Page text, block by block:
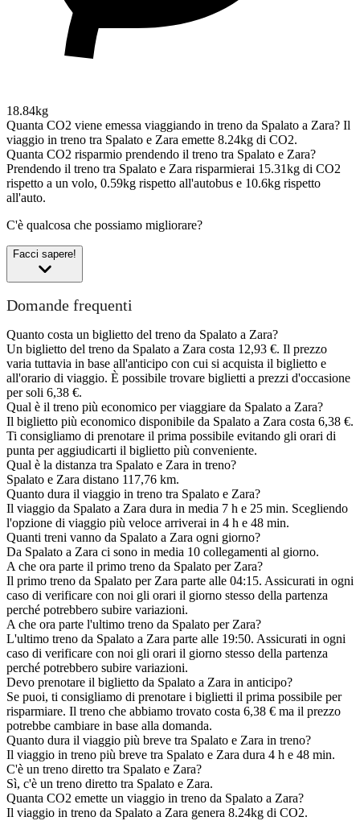
18.84kg
Quanta CO2 viene emessa viaggiando in treno da Spalato a Zara? Il
viaggio in treno tra Spalato e Zara emette 8.24kg di CO2.
Quanta CO2 risparmio prendendo il treno tra Spalato e Zara?
Prendendo il treno tra Spalato e Zara risparmierai 15.31kg di CO2
rispetto a un volo, 0.59kg rispetto all'autobus e 10.6kg rispetto
all'auto.
C'è qualcosa che possiamo migliorare?
Facci sapere!
Domande frequenti
Quanto costa un biglietto del treno da Spalato a Zara?
Un biglietto del treno da Spalato a Zara costa 12,93 €. Il prezzo
varia tuttavia in base all'anticipo con cui si acquista il biglietto e
all'orario di viaggio. È possibile trovare biglietti a prezzi d'occasione
per soli 6,38 €.
Qual è il treno più economico per viaggiare da Spalato a Zara?
Il biglietto più economico disponibile da Spalato a Zara costa 6,38 €.
Ti consigliamo di prenotare il prima possibile evitando gli orari di
punta per aggiudicarti il biglietto più conveniente.
Qual è la distanza tra Spalato e Zara in treno?
Spalato e Zara distano 117,76 km.
Quanto dura il viaggio in treno tra Spalato e Zara?
Il viaggio da Spalato a Zara dura in media 7 h e 25 min. Scegliendo
l'opzione di viaggio più veloce arriverai in 4 h e 48 min.
Quanti treni vanno da Spalato a Zara ogni giorno?
Da Spalato a Zara ci sono in media 10 collegamenti al giorno.
A che ora parte il primo treno da Spalato per Zara?
Il primo treno da Spalato per Zara parte alle 04:15. Assicurati in ogni
caso di verificare con noi gli orari il giorno stesso della partenza
perché potrebbero subire variazioni.
A che ora parte l'ultimo treno da Spalato per Zara?
L'ultimo treno da Spalato a Zara parte alle 19:50. Assicurati in ogni
caso di verificare con noi gli orari il giorno stesso della partenza
perché potrebbero subire variazioni.
Devo prenotare il biglietto da Spalato a Zara in anticipo?
Se puoi, ti consigliamo di prenotare i biglietti il prima possibile per
risparmiare. Il treno che abbiamo trovato costa 6,38 € ma il prezzo
potrebbe cambiare in base alla domanda.
Quanto dura il viaggio più breve tra Spalato e Zara in treno?
Il viaggio in treno più breve tra Spalato e Zara dura 4 h e 48 min.
C'è un treno diretto tra Spalato e Zara?
Sì, c'è un treno diretto tra Spalato e Zara.
Quanta CO2 emette un viaggio in treno da Spalato a Zara?
Il viaggio in treno da Spalato a Zara genera 8.24kg di CO2.